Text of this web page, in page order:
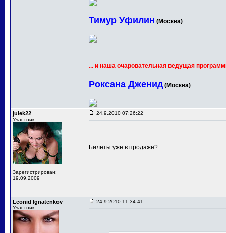
Тимур Уфилин (Москва)
... и наша очаровательная ведущая
Роксана Дженид (Москва)
julek22
Участник
Зарегистрирован:
19.09.2009
24.9.2010 07:26:22
Билеты уже в продаже?
Leonid Ignatenkov
Участник
24.9.2010 11:34:41